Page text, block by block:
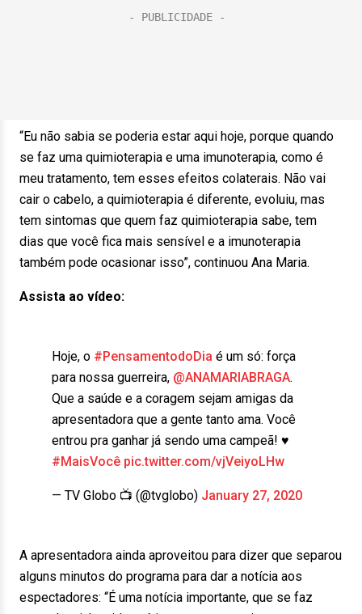
“Eu não sabia se poderia estar aqui hoje, porque quando
se faz uma quimioterapia e uma imunoterapia, como é
meu tratamento, tem esses efeitos colaterais. Não vai
cair o cabelo, a quimioterapia é diferente, evoluiu, mas
tem sintomas que quem faz quimioterapia sabe, tem
dias que você fica mais sensível e a imunoterapia
também pode ocasionar isso”, continuou Ana Maria.
Assista ao vídeo:
Hoje, o #PensamentodoDia é um só: força
para nossa guerreira, @ANAMARIABRAGA.
Que a saúde e a coragem sejam amigas da
apresentadora que a gente tanto ama. Você
entrou pra ganhar já sendo uma campeã! ♥
#MaisVocê pic.twitter.com/vjVeiyoLHw
— TV Globo 📺 (@tvglobo) January 27, 2020
A apresentadora ainda aproveitou para dizer que separou
alguns minutos do programa para dar a notícia aos
espectadores: “É uma notícia importante, que se faz